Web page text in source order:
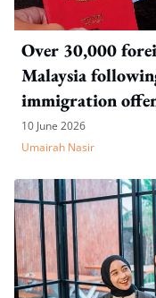
Over 30,000
Malaysia
immigration
10 June 2026
Umairah Nasir